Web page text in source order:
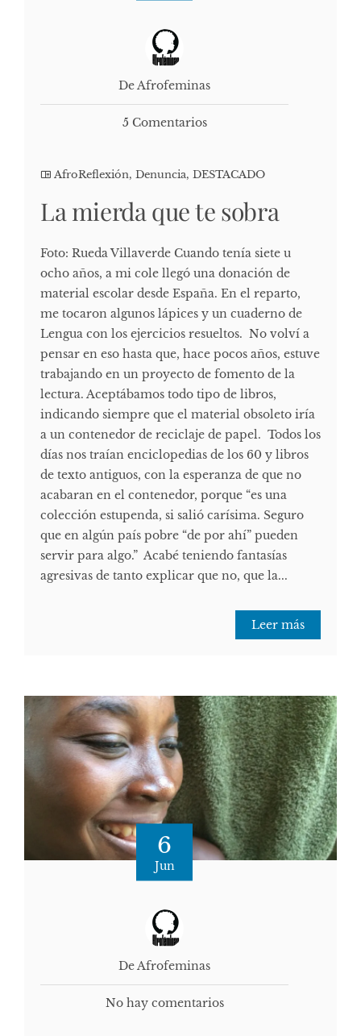
De Afrofeminas
5 Comentarios
AfroReflexión, Denuncia, DESTACADO
La mierda que te sobra
Foto: Rueda Villaverde Cuando tenía siete u
ocho años, a mi cole llegó una donación de
material escolar desde España. En el reparto,
me tocaron algunos lápices y un cuaderno de
Lengua con los ejercicios resueltos. No volví a
pensar en eso hasta que, hace pocos años, estuve
trabajando en un proyecto de fomento de la
lectura. Aceptábamos todo tipo de libros,
indicando siempre que el material obsoleto iría
a un contenedor de reciclaje de papel. Todos los
días nos traían enciclopedias de los 60 y libros
de texto antiguos, con la esperanza de que no
acabaran en el contenedor, porque “es una
colección estupenda, si salió carísima. Seguro
que en algún país pobre “de por ahí” pueden
servir para algo.” Acabé teniendo fantasías
agresivas de tanto explicar que no, que la...
Leer más
6
Jun
De Afrofeminas
No hay comentarios